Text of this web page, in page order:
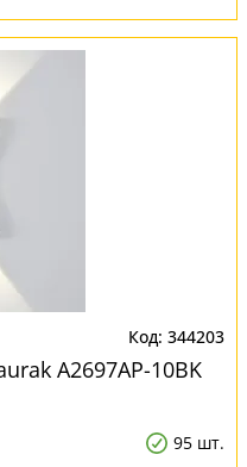
344203
A2697AP-10BK
95 шт.